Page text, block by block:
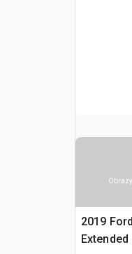
2019